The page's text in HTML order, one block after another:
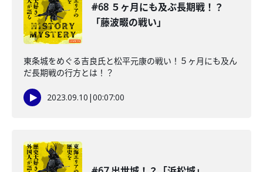
#68 ５ヶ月にも及ぶ長期戦！？
「藤波畷の戦い」
東条城をめぐる吉良氏と松平元康の戦い！５ヶ月にも及ん
だ長期戦の行方とは！？
2023.09.10 |00:07:00